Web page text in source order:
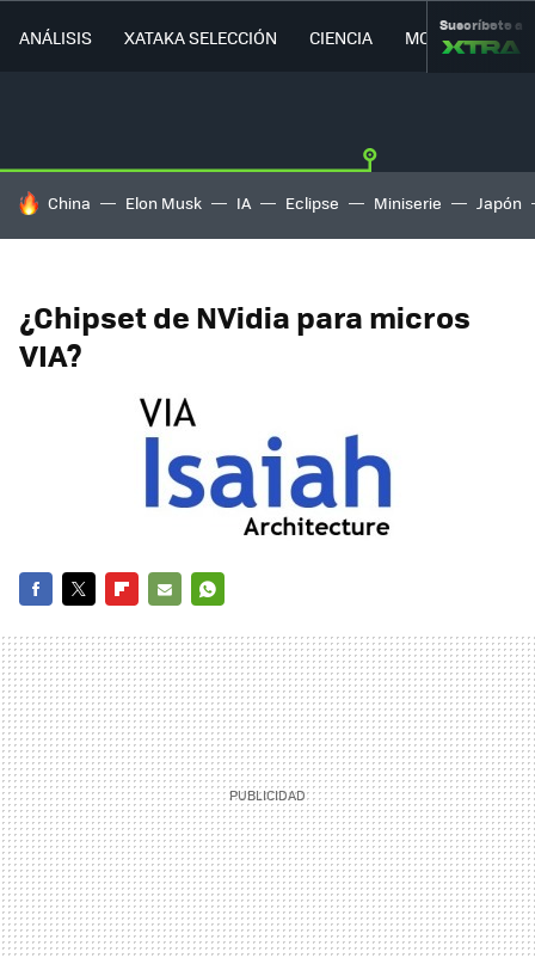
ANÁLISIS XATAKA SELECCIÓN CIENCIA MOVILIDAD
Suscríbete a
HOY SE HABLA DE
China Elon Musk IA Eclipse Miniserie Japón
¿Chipset de NVidia para micros
VIA?
MAIL